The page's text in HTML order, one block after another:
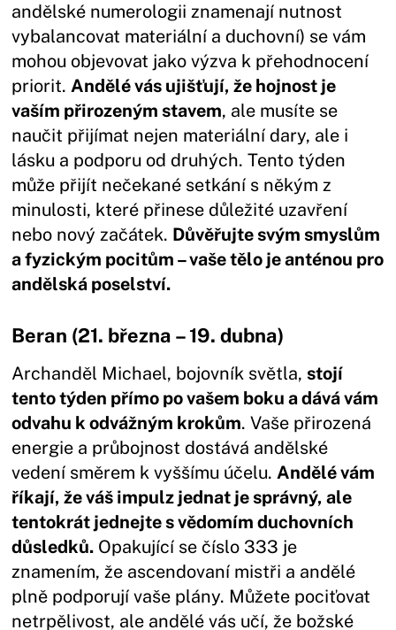
andělské numerologii znamenají nutnost
vybalancovat materiální a duchovní) se vám
mohou objevovat jako výzva k přehodnocení
priorit.Andělé vás ujišťují, že hojnost je
vaším přirozeným stavem, ale musíte se
naučit přijímat nejen materiální dary, ale i
lásku a podporu od druhých. Tento týden
může přijít nečekané setkání s někým z
minulosti, které přinese důležité uzavření
nebo nový začátek. Důvěřujte svým smyslům
a fyzickým pocitům – vaše tělo je anténou pro
andělská poselství.
Beran (21. března – 19. dubna)
Archanděl Michael, bojovník světla,stojí
tento týden přímo po vašem boku a dává vám
odvahu k odvážným krokům. Vaše přirozená
energie a průbojnost dostává andělské
vedení směrem k vyššímu účelu.Andělé vám
říkají, že váš impulz jednat je správný, ale
tentokrát jednejte s vědomím duchovních
důsledků. Opakující se číslo 333 je
znamením, že ascendovaní mistři a andělé
plně podporují vaše plány. Můžete pociťovat
netrpělivost, ale andělé vás učí, že božské